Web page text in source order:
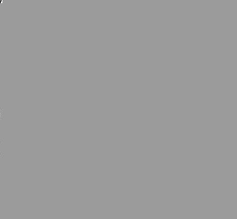
Adamec – Malovaný svět